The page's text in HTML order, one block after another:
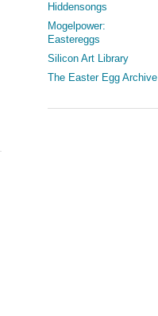
Hiddensongs
Mogelpower:
Eastereggs
Silicon Art Library
The Easter Egg Archive